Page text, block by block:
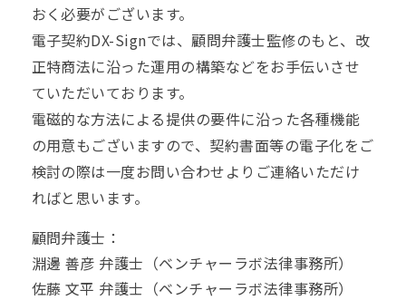
おく必要がございます。
電子契約DX-Signでは、顧問弁護士監修のもと、改
正特商法に沿った運用の構築などをお手伝いさせ
ていただいております。
電磁的な方法による提供の要件に沿った各種機能
の用意もございますので、契約書面等の電子化をご
検討の際は一度お問い合わせよりご連絡いただけ
ればと思います。
顧問弁護士：
淵邊 善彦 弁護士 （ベンチャーラボ法律事務所）
佐藤 文平 弁護士 （ベンチャーラボ法律事務所）